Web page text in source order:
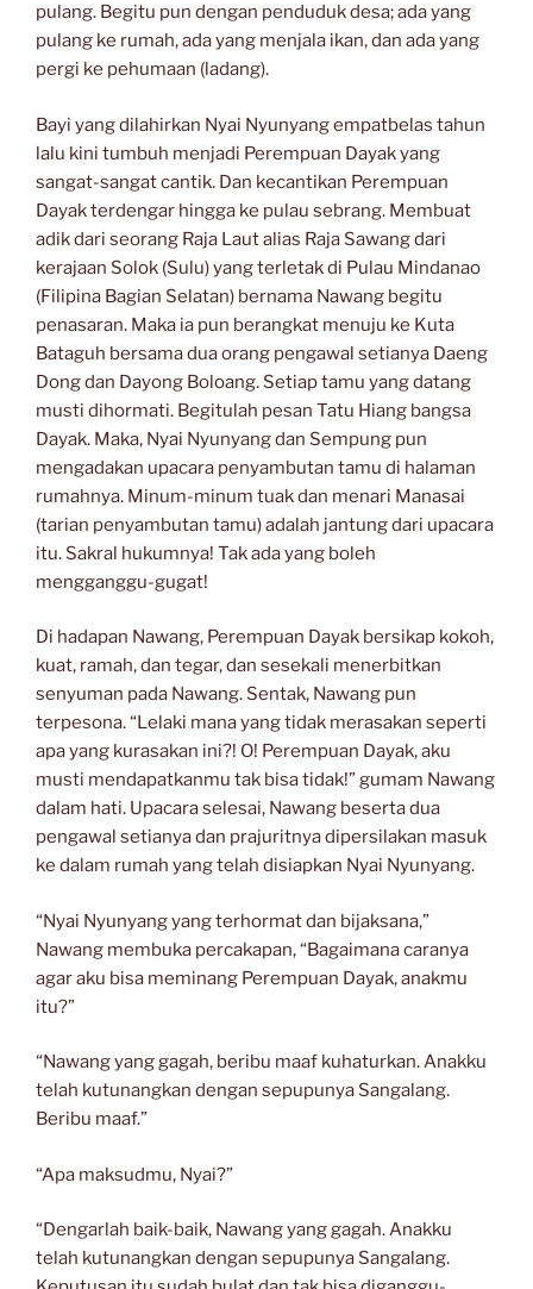
pulang. Begitu pun dengan penduduk desa; ada yang
pulang ke rumah, ada yang menjala ikan, dan ada yang
pergi ke pehumaan (ladang).
Bayi yang dilahirkan Nyai Nyunyang empatbelas tahun
lalu kini tumbuh menjadi Perempuan Dayak yang
sangat-sangat cantik. Dan kecantikan Perempuan
Dayak terdengar hingga ke pulau sebrang. Membuat
adik dari seorang Raja Laut alias Raja Sawang dari
kerajaan Solok (Sulu) yang terletak di Pulau Mindanao
(Filipina Bagian Selatan) bernama Nawang begitu
penasaran. Maka ia pun berangkat menuju ke Kuta
Bataguh bersama dua orang pengawal setianya Daeng
Dong dan Dayong Boloang. Setiap tamu yang datang
musti dihormati. Begitulah pesan Tatu Hiang bangsa
Dayak. Maka, Nyai Nyunyang dan Sempung pun
mengadakan upacara penyambutan tamu di halaman
rumahnya. Minum-minum tuak dan menari Manasai
(tarian penyambutan tamu) adalah jantung dari upacara
itu. Sakral hukumnya! Tak ada yang boleh
mengganggu-gugat!
Di hadapan Nawang, Perempuan Dayak bersikap kokoh,
kuat, ramah, dan tegar, dan sesekali menerbitkan
senyuman pada Nawang. Sentak, Nawang pun
terpesona. “Lelaki mana yang tidak merasakan seperti
apa yang kurasakan ini?! O! Perempuan Dayak, aku
musti mendapatkanmu tak bisa tidak!” gumam Nawang
dalam hati. Upacara selesai, Nawang beserta dua
pengawal setianya dan prajuritnya dipersilakan masuk
ke dalam rumah yang telah disiapkan Nyai Nyunyang.
“Nyai Nyunyang yang terhormat dan bijaksana,”
Nawang membuka percakapan, “Bagaimana caranya
agar aku bisa meminang Perempuan Dayak, anakmu
itu?”
“Nawang yang gagah, beribu maaf kuhaturkan. Anakku
telah kutunangkan dengan sepupunya Sangalang.
Beribu maaf.”
“Apa maksudmu, Nyai?”
“Dengarlah baik-baik, Nawang yang gagah. Anakku
telah kutunangkan dengan sepupunya Sangalang.